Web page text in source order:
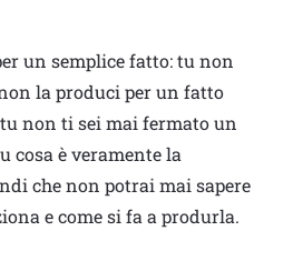
un semplice fatto: tu non
la produci per un fatto
non ti sei mai fermato un
cosa è veramente la
che non potrai mai sapere
e come si fa a produrla.